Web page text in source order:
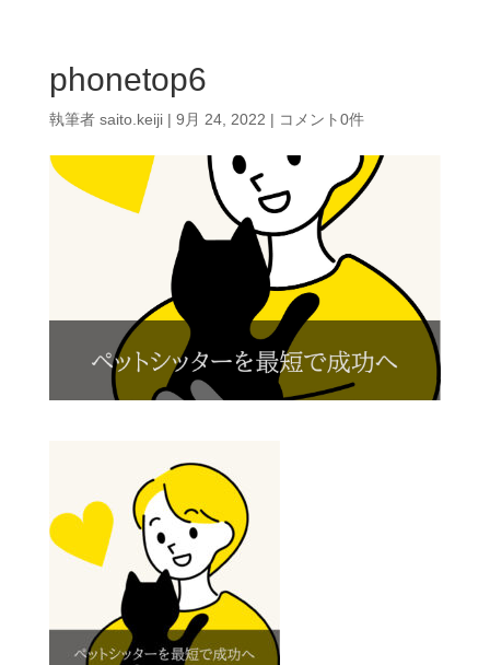
phonetop6
執筆者 saito.keiji| 9月 24, 2022 | コメント0件